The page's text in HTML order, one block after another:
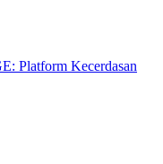
Platform Kecerdasan